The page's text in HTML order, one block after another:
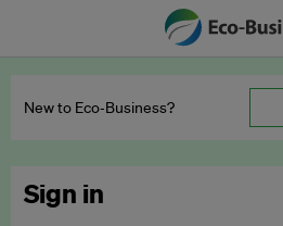
New to Eco‑Business?
Sign in